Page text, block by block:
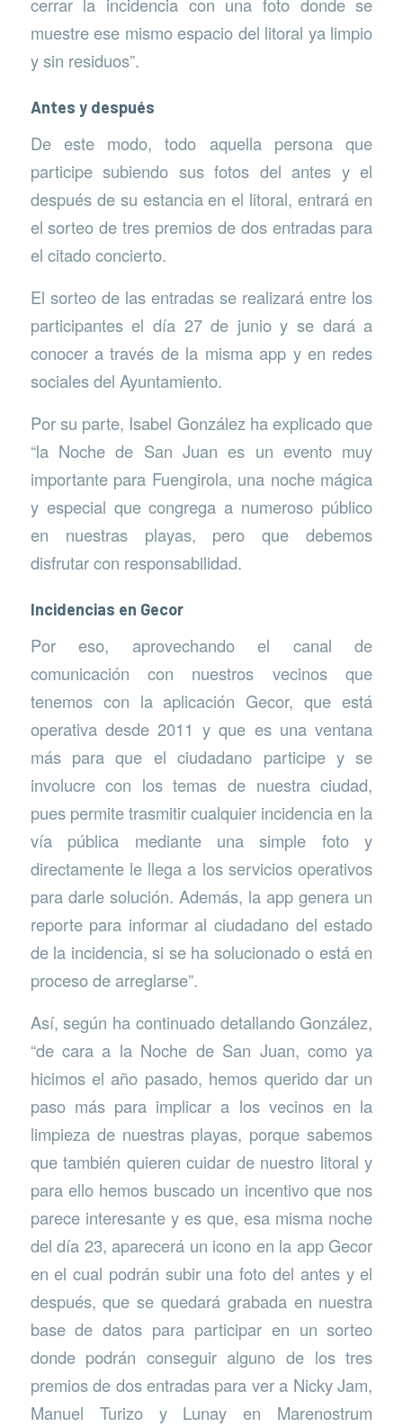
muestre ese mismo espacio del litoral ya limpio
y sin residuos”.
Antes y después
De este modo, todo aquella persona que
participe subiendo sus fotos del antes y el
después de su estancia en el litoral, entrará en
el sorteo de tres premios de dos entradas para
el citado concierto.
El sorteo de las entradas se realizará entre los
participantes el día 27 de junio y se dará a
conocer a través de la misma app y en redes
sociales del Ayuntamiento.
Por su parte, Isabel González ha explicado que
“la Noche de San Juan es un evento muy
importante para Fuengirola, una noche mágica
y especial que congrega a numeroso público
en nuestras playas, pero que debemos
disfrutar con responsabilidad.
Incidencias en Gecor
Por eso, aprovechando el canal de
comunicación con nuestros vecinos que
tenemos con la aplicación Gecor, que está
operativa desde 2011 y que es una ventana
más para que el ciudadano participe y se
involucre con los temas de nuestra ciudad,
pues permite trasmitir cualquier incidencia en la
vía pública mediante una simple foto y
directamente le llega a los servicios operativos
para darle solución. Además, la app genera un
reporte para informar al ciudadano del estado
de la incidencia, si se ha solucionado o está en
proceso de arreglarse”.
Así, según ha continuado detallando González,
“de cara a la Noche de San Juan, como ya
hicimos el año pasado, hemos querido dar un
paso más para implicar a los vecinos en la
limpieza de nuestras playas, porque sabemos
que también quieren cuidar de nuestro litoral y
para ello hemos buscado un incentivo que nos
parece interesante y es que, esa misma noche
del día 23, aparecerá un icono en la app Gecor
en el cual podrán subir una foto del antes y el
después, que se quedará grabada en nuestra
base de datos para participar en un sorteo
donde podrán conseguir alguno de los tres
premios de dos entradas para ver a Nicky Jam,
Manuel Turizo y Lunay en Marenostrum